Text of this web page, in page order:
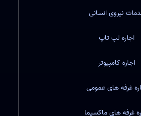
نیروی انسانی
اجاره لپ تاپ
اجاره کامپیوتر
غرفه های عمومی
غرفه های ماکسیما